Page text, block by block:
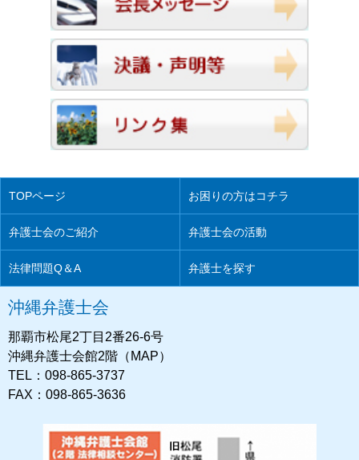
TOPページ お困りの方はコチラ
弁護士会のご紹介 弁護士会の活動
法律問題Q＆A 弁護士を探す
沖縄弁護士会
那覇市松尾2丁目2番26-6号
沖縄弁護士会館2階（MAP）
TEL：098-865-3737
FAX：098-865-3636